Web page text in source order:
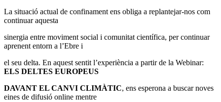
La situació actual de confinament ens obliga a replantejar-nos com
continuar aquesta
sinergia entre moviment social i comunitat científica, per continuar
aprenent entorn a l’Ebre i
el seu delta. En aquest sentit l’experiència a partir de la Webinar:
ELS DELTES EUROPEUS
DAVANT EL CANVI CLIMÀTIC, ens esperona a buscar noves
eines de difusió online mentre